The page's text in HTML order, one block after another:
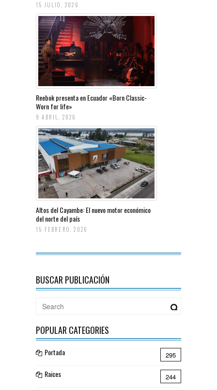
15 JULIO, 2026
Reebok presenta en Ecuador «Born Classic-
Worn for life»
9 ABRIL, 2026
Altos del Cayambe: El nuevo motor económico
del norte del país
15 FEBRERO, 2026
BUSCAR PUBLICACIÓN
POPULAR CATEGORIES
Portada 295
Raices 244